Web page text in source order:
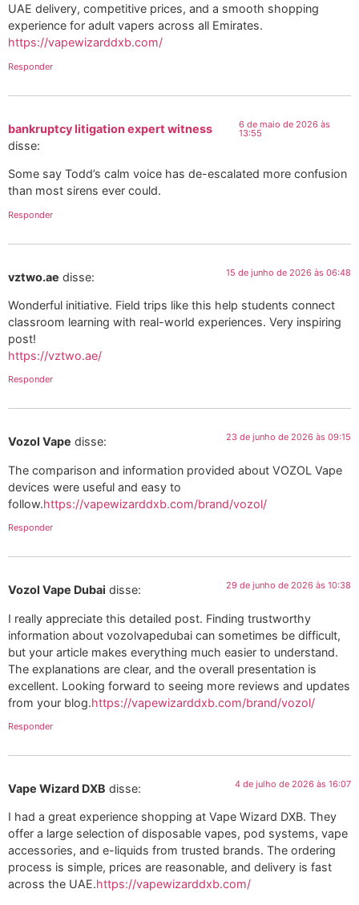
UAE delivery, competitive prices, and a smooth shopping
experience for adult vapers across all Emirates.
https://vapewizarddxb.com/
Responder
bankruptcy litigation expert witness
disse:
6 de maio de 2026 às
13:55
Some say Todd’s calm voice has de-escalated more confusion
than most sirens ever could.
Responder
vztwo.ae disse: 15 de junho de 2026 às 06:48
Wonderful initiative. Field trips like this help students connect
classroom learning with real-world experiences. Very inspiring
post!
https://vztwo.ae/
Responder
Vozol Vape disse: 23 de junho de 2026 às 09:15
The comparison and information provided about VOZOL Vape
devices were useful and easy to
follow.https://vapewizarddxb.com/brand/vozol/
Responder
Vozol Vape Dubai disse: 29 de junho de 2026 às 10:38
I really appreciate this detailed post. Finding trustworthy
information about vozolvapedubai can sometimes be difficult,
but your article makes everything much easier to understand.
The explanations are clear, and the overall presentation is
excellent. Looking forward to seeing more reviews and updates
from your blog.https://vapewizarddxb.com/brand/vozol/
Responder
Vape Wizard DXB disse: 4 de julho de 2026 às 16:07
I had a great experience shopping at Vape Wizard DXB. They
offer a large selection of disposable vapes, pod systems, vape
accessories, and e-liquids from trusted brands. The ordering
process is simple, prices are reasonable, and delivery is fast
across the UAE.https://vapewizarddxb.com/